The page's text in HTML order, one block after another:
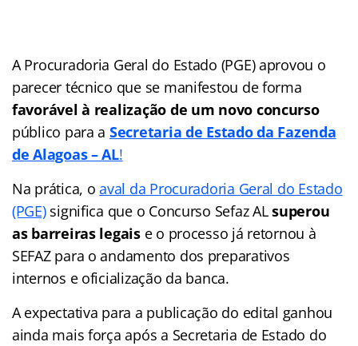
A Procuradoria Geral do Estado (PGE) aprovou o
parecer técnico que se manifestou de forma
favorável à realização de um novo concurso
público para a Secretaria de Estado da Fazenda
de Alagoas – AL!
Na prática, oaval da Procuradoria Geral do Estado
(PGE)significa que o Concurso Sefaz ALsuperou
as barreiras legais e o processo já retornou à
SEFAZ para o andamento dos preparativos
internos e oficialização da banca.
A expectativa para a publicação do edital ganhou
ainda mais força após a Secretaria de Estado do